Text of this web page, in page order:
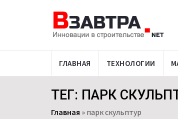
ГЛАВНАЯ ТЕХНОЛОГИИ
ТЕГ: ПАРК
Главная » парк скульптур